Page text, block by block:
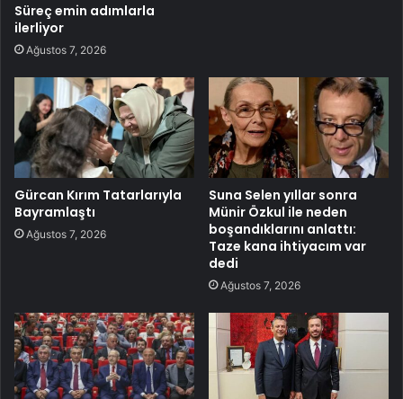
Süreç emin adımlarla
ilerliyor
Ağustos 7, 2026
Gürcan Kırım Tatarlarıyla
Bayramlaştı
Ağustos 7, 2026
Suna Selen yıllar sonra
Münir Özkul ile neden
boşandıklarını anlattı:
Taze kana ihtiyacım var
dedi
Ağustos 7, 2026